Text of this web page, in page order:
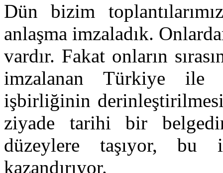
Dün bizim
anlaşma imzaladık.
vardır. Fakat onların
imzalanan Türkiye ile
işbirliğinin
ziyade tarihi bir
düzeylere taşıyor, bu
kazandırıyor.